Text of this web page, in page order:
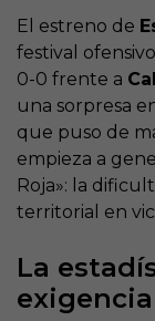
El estreno de
festival
0-0 frente a
una sorpresa
que puso de
empieza a
Roja»: la
territorial en
La
exigencia